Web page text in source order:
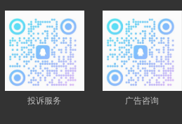
投诉服务 广告咨询